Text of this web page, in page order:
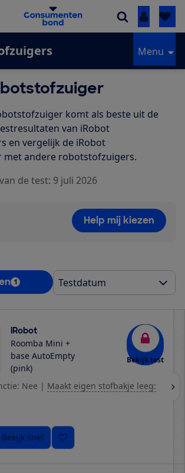
Inloggen
Menu
komt als beste uit de
van iRobot
en vergelijk de iRobot
andere robotstofzuigers.
de test: 9 juli 2026
Help mij kiezen
1
iRobot
Roomba Mini +
base AutoEmpty
(pink)
Bekijk test
Nee | Maakt eigen stofbakje leeg:
Bekijk snel